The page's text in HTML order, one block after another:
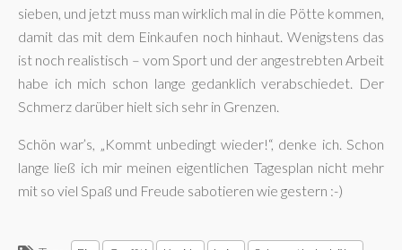
sieben, und jetzt muss man wirklich mal in die Pötte kommen,
damit das mit dem Einkaufen noch hinhaut. Wenigstens das
ist noch realistisch – vom Sport und der angestrebten Arbeit
habe ich mich schon lange gedanklich verabschiedet. Der
Schmerz darüber hielt sich sehr in Grenzen.
Schön war’s, „Kommt unbedingt wieder!“, denke ich. Schon
lange ließ ich mir meinen eigentlichen Tagesplan nicht mehr
mit so viel Spaß und Freude sabotieren wie gestern :-)